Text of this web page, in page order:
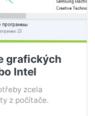
grafických
Intel
zcela
z počítače.